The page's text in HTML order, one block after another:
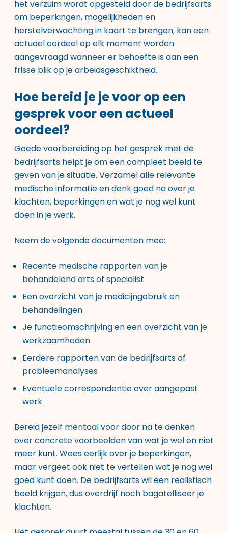
het verzuim wordt opgesteld door de bedrijfsarts
om beperkingen, mogelijkheden en
herstelverwachting in kaart te brengen, kan een
actueel oordeel op elk moment worden
aangevraagd wanneer er behoefte is aan een
frisse blik op je arbeidsgeschiktheid.
Hoe bereid je je voor op een
gesprek voor een actueel
oordeel?
Goede voorbereiding op het gesprek met de
bedrijfsarts helpt je om een compleet beeld te
geven van je situatie. Verzamel alle relevante
medische informatie en denk goed na over je
klachten, beperkingen en wat je nog wel kunt
doen in je werk.
Neem de volgende documenten mee:
Recente medische rapporten van je
behandelend arts of specialist
Een overzicht van je medicijngebruik en
behandelingen
Je functieomschrijving en een overzicht van je
werkzaamheden
Eerdere rapporten van de bedrijfsarts of
probleemanalyses
Eventuele correspondentie over aangepast
werk
Bereid jezelf mentaal voor door na te denken
over concrete voorbeelden van wat je wel en niet
meer kunt. Wees eerlijk over je beperkingen,
maar vergeet ook niet te vertellen wat je nog wel
goed kunt doen. De bedrijfsarts wil een realistisch
beeld krijgen, dus overdrijf noch bagatelliseer je
klachten.